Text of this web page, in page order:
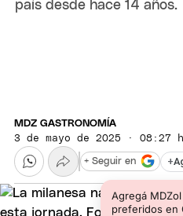
país desde hace 14 años.
MDZ GASTRONOMÍA
3 de mayo de 2025 · 08:27
+
Agregá
preferidos en
+ Seguir en